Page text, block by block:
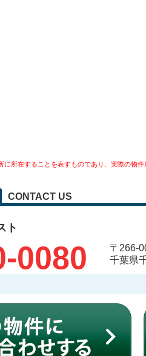
所在することを表すものであり、実際の物件
CONTACT US
ト
0080
〒266-
千葉県